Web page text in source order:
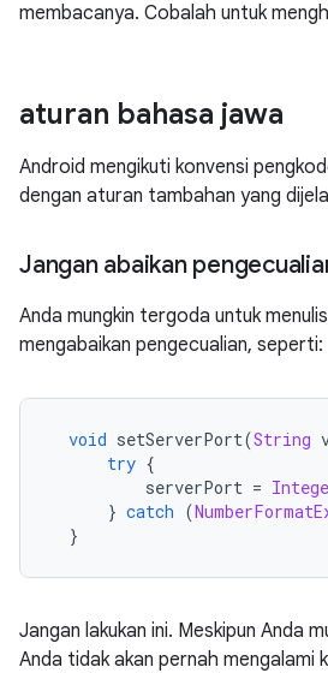
membacanya. Cobalah untuk
aturan bahasa jawa
Android mengikuti konvensi
dengan aturan tambahan yang
Jangan abaikan
Anda mungkin tergoda untuk
mengabaikan pengecualian, seperti:
void setServerPort(String
try {
serverPort =
} catch (
}
Jangan lakukan ini. Meskipun Anda
Anda tidak akan pernah mengalami